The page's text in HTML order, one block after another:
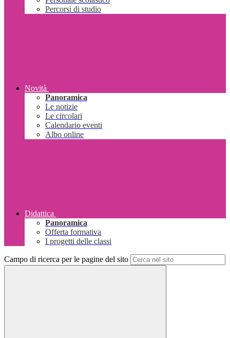
Percorsi di studio
Novità
Panoramica
Le notizie
Le circolari
Calendario eventi
Albo online
Didattica
Panoramica
Offerta formativa
I progetti delle classi
Campo di ricerca per le pagine del sito